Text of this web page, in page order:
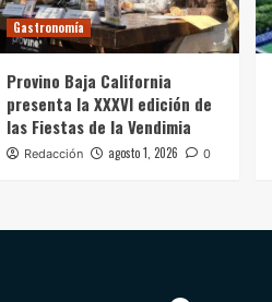
Gastronomía
Provino Baja California
presenta la XXXVI edición de
las Fiestas de la Vendimia
Redacción agosto 1, 2026 0